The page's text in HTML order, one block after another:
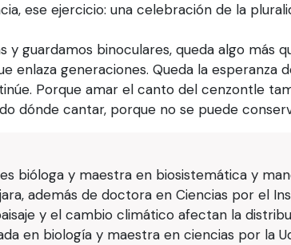
ese ejercicio: una celebración de la
y guardamos binoculares, queda algo más
enlaza generaciones. Queda la esperanza
Porque amar el canto del cenzontle
dónde cantar, porque no se puede
bióloga y maestra en biosistemática y
además de doctora en Ciencias por el
y el cambio climático afectan la
en biología y maestra en ciencias por la